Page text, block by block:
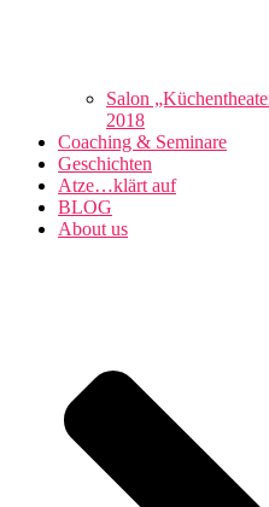
Salon
2018
Coaching & Seminare
Geschichten
Atze…klärt auf
BLOG
About us